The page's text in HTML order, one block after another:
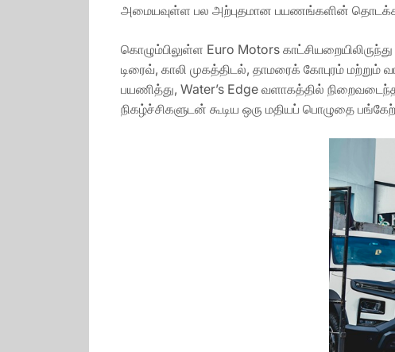
அமையவுள்ள பல அற்புதமான பயணங்களின்
கொழும்பிலுள்ள Euro Motors
டிரைவ், காலி முகத்திடல், தாமரைக் கோபுரம் மற்றும்
பயணித்து, Water’s Edge வளாகத்தில்
நிகழ்ச்சிகளுடன் கூடிய ஒரு மதியப் பொழுதை